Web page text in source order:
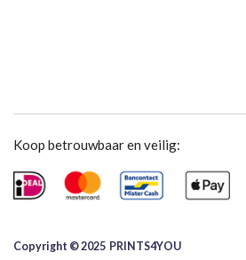
Koop betrouwbaar en veilig:
Copyright © 2025 ​PRINTS4YOU